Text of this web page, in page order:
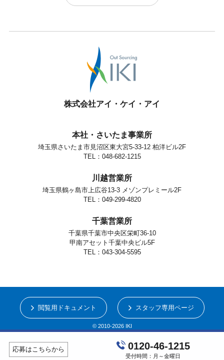
株式会社アイ・ケイ・アイ
本社・さいたま事業所
埼玉県さいたま市見沼区東大宮5-33-12 柏洋ビル2F
TEL：048-682-1215
川越営業所
埼玉県鶴ヶ島市上広谷13-3 メゾンプレミール2F
TEL：049-299-4820
千葉営業所
千葉県千葉市中央区栄町36-10
甲南アセット千葉中央ビル5F
TEL：043-304-5595
© 2010-2026 IKI
閲覧用ドキュメント スタッフ専用ページ
応募はこちらから 0120-46-1215
受付時間：月～金曜日